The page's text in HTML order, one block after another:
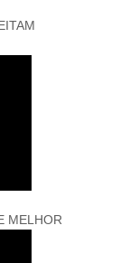
MELHOR